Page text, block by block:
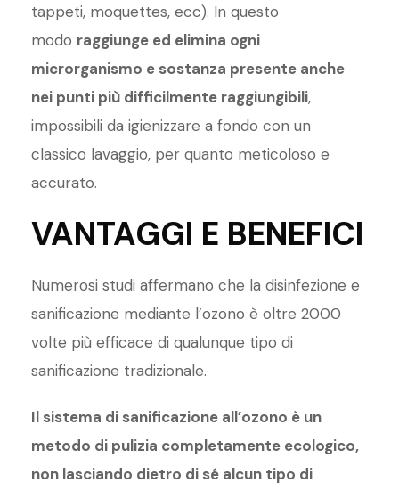
tappeti, moquettes, ecc). In questo
modo raggiunge ed elimina ogni
microrganismo e sostanza presente anche
nei punti più difficilmente raggiungibili,
impossibili da igienizzare a fondo con un
classico lavaggio, per quanto meticoloso e
accurato.
VANTAGGI E BENEFICI
Numerosi studi affermano che la disinfezione e
sanificazione mediante l’ozono è oltre 2000
volte più efficace di qualunque tipo di
sanificazione tradizionale.
Il sistema di sanificazione all’ozono è un
metodo di pulizia completamente ecologico,
non lasciando dietro di sé alcun tipo di